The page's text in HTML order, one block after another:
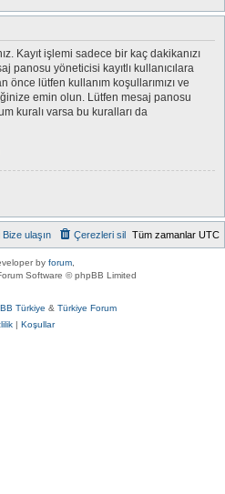
Kayıt işlemi sadece bir kaç dakikanızı
panosu yöneticisi kayıtlı kullanıcılara
lütfen kullanım koşullarımızı ve
emin olun. Lütfen mesaj panosu
kuralı varsa bu kuralları da
Tüm zamanlar UTC
Çerezleri sil
Bize ulaşın
by forum
Software © phpBB Limited
Türkiye & Türkiye Forum
| Koşullar